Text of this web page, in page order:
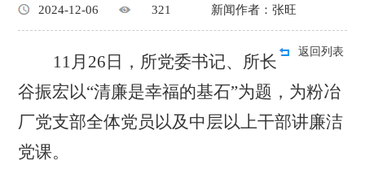
2024-12-06 321 新闻作者：张旺
返回列表
11月26日，所党委书记、所长
谷振宏以“清廉是幸福的基石”为题，为粉冶
厂党支部全体党员以及中层以上干部讲廉洁
党课。